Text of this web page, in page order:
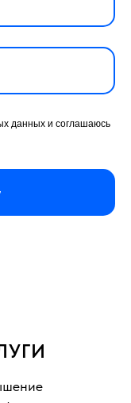
данных и соглашаюсь